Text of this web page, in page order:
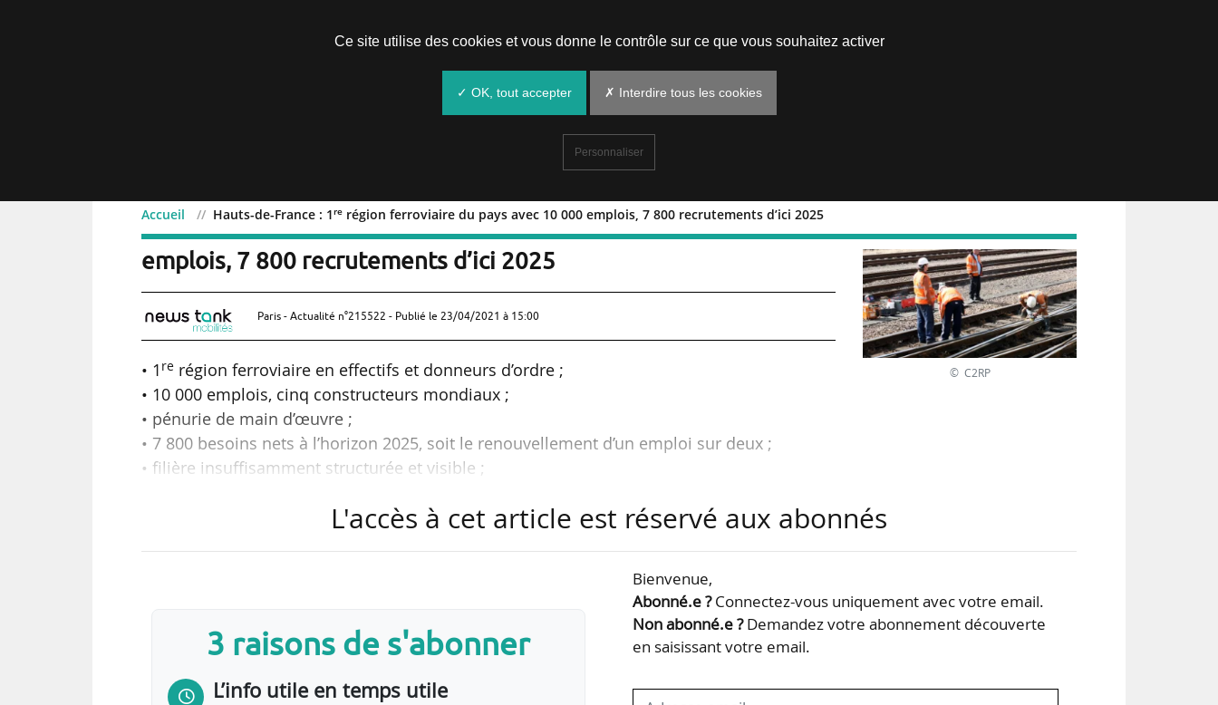
Accueil Hauts-de-France : 1re région ferroviaire du pays avec 10 000 emplois, 7 800 recrutements d’ici 2025
Hauts-de-France : 1rerégion ferroviaire du pays avec 10 000
emplois, 7 800 recrutements d’ici 2025
Paris - Actualité n°215522 - Publié le 23/04/2021 à 15:00
• 1 re région ferroviaire en effectifs et donneurs d’ordre ;
• 10 000 emplois, cinq constructeurs mondiaux ;
• pénurie de main d’œuvre ;
• 7 800 besoins nets à l’horizon 2025, soit le renouvellement d’un emploi sur deux ;
• filière insuffisamment structurée et visible ;
tels sont les points forts et faibles de la filière ferroviaire dans les Hauts-de-France
Initié dans le cadre du Comité régional de la filière ferroviaire (CRFF) et commandé à la
direction prospective l’agence nationale pour la formation professionnelle des adulte
cette…
© C2RP
L'accès à cet article est réservé aux abonnés
3 raisons de s'abonner
L’info utile en temps utile
Bienvenue,
Abonné.e ?Connectez-vous uniquement avec votre email.
Non abonné.e ?Demandez votre abonnement découverte
en saisissant votre email.
Ce site utilise des cookies et vous donne le contrôle sur ce que vous souhaitez activer
✓ OK, tout accepter ✗ Interdire tous les cookies
Personnaliser